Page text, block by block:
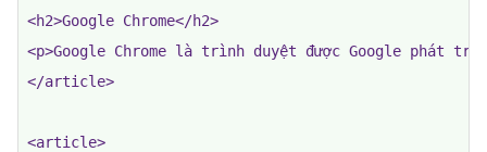
<h2>Google Chrome</h2>
<p>Google Chrome là trình duyệt được Google phát
</article>
<article>